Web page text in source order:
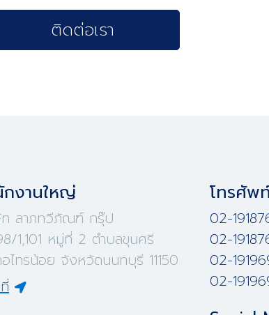
ติดต่อเรา
กงานใหญ่
ลาภทวีภัณฑ์ กรุ๊ป
1,101 หมู่ที่ 2 ตำบลขุนศรี
อไทรน้อย จังหวัดนนทบุรี 11150
โทรศัพ
02-
02-
02-
02-